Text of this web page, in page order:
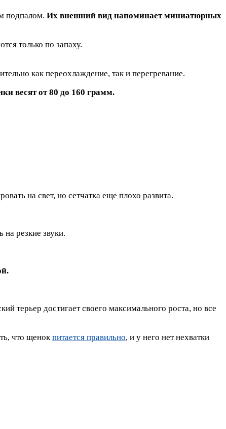
подпалом. Их внешний вид напоминает миниатюрных
только по запаху.
как переохлаждение, так и перегревание.
весят от 80 до 160 грамм.
на свет, но сетчатка еще плохо развита.
резкие звуки.
терьер достигает своего максимального роста, но все
что щенокпитается правильно, и у него нет нехватки